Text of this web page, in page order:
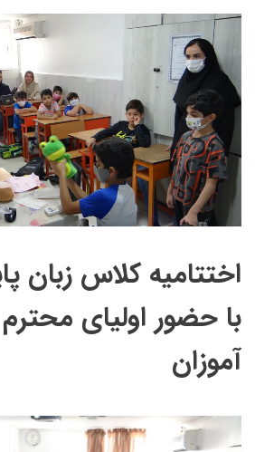
اختتامیه کلاس زبان
با حضور اولیای
آموزان